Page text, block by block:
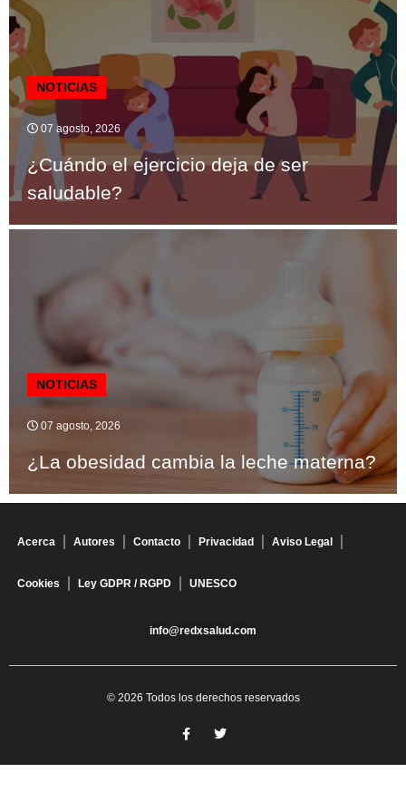
NOTICIAS
07 agosto, 2026
¿Cuándo el ejercicio deja de ser
saludable?
NOTICIAS
07 agosto, 2026
¿La obesidad cambia la leche materna?
Acerca Autores Contacto Privacidad Aviso Legal
Cookies Ley GDPR / RGPD UNESCO
info@redxsalud.com
© 2026 Todos los derechos reservados